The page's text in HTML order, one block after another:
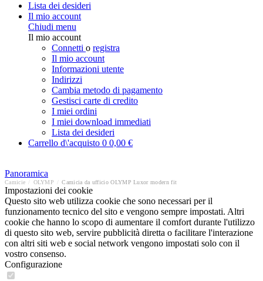
Lista dei desideri
Il mio account
Chiudi menu
Il mio account
Connetti o registra
Il mio account
Informazioni utente
Indirizzi
Cambia metodo di pagamento
Gestisci carte di credito
I miei ordini
I miei download immediati
Lista dei desideri
Carrello d\'acquisto 0 0,00 €
Panoramica
Camicie OLYMP Camicia da ufficio OLYMP Luxor modern fit
Impostazioni dei cookie
Questo sito web utilizza cookie che sono necessari per il
funzionamento tecnico del sito e vengono sempre impostati. Altri
cookie che hanno lo scopo di aumentare il comfort durante l'utilizzo
di questo sito web, servire pubblicità diretta o facilitare l'interazione
con altri siti web e social network vengono impostati solo con il
vostro consenso.
Configurazione